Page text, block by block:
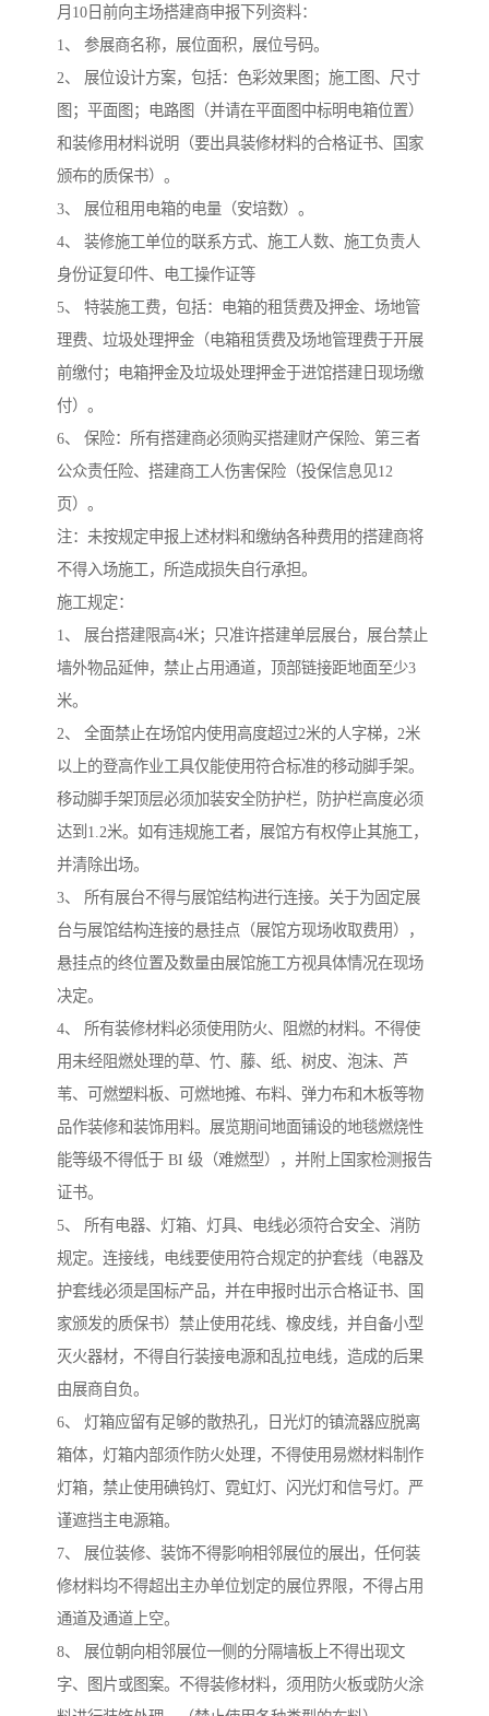
月10日前向主场搭建商申报下列资料：
1、 参展商名称，展位面积，展位号码。
2、 展位设计方案，包括：色彩效果图；施工图、尺寸
图；平面图；电路图（并请在平面图中标明电箱位置）
和装修用材料说明（要出具装修材料的合格证书、国家
颁布的质保书）。
3、 展位租用电箱的电量（安培数）。
4、 装修施工单位的联系方式、施工人数、施工负责人
身份证复印件、电工操作证等
5、 特装施工费，包括：电箱的租赁费及押金、场地管
理费、垃圾处理押金（电箱租赁费及场地管理费于开展
前缴付；电箱押金及垃圾处理押金于进馆搭建日现场缴
付）。
6、 保险：所有搭建商必须购买搭建财产保险、第三者
公众责任险、搭建商工人伤害保险（投保信息见12
页）。
注：未按规定申报上述材料和缴纳各种费用的搭建商将
不得入场施工，所造成损失自行承担。
施工规定：
1、 展台搭建限高4米；只准许搭建单层展台，展台禁止
墙外物品延伸，禁止占用通道，顶部链接距地面至少3
米。
2、 全面禁止在场馆内使用高度超过2米的人字梯，2米
以上的登高作业工具仅能使用符合标准的移动脚手架。
移动脚手架顶层必须加装安全防护栏，防护栏高度必须
达到1.2米。如有违规施工者，展馆方有权停止其施工，
并清除出场。
3、 所有展台不得与展馆结构进行连接。关于为固定展
台与展馆结构连接的悬挂点（展馆方现场收取费用），
悬挂点的终位置及数量由展馆施工方视具体情况在现场
决定。
4、 所有装修材料必须使用防火、阻燃的材料。不得使
用未经阻燃处理的草、竹、藤、纸、树皮、泡沫、芦
苇、可燃塑料板、可燃地摊、布料、弹力布和木板等物
品作装修和装饰用料。展览期间地面铺设的地毯燃烧性
能等级不得低于 BI 级（难燃型），并附上国家检测报告
证书。
5、 所有电器、灯箱、灯具、电线必须符合安全、消防
规定。连接线，电线要使用符合规定的护套线（电器及
护套线必须是国标产品，并在申报时出示合格证书、国
家颁发的质保书）禁止使用花线、橡皮线，并自备小型
灭火器材，不得自行装接电源和乱拉电线，造成的后果
由展商自负。
6、 灯箱应留有足够的散热孔，日光灯的镇流器应脱离
箱体，灯箱内部须作防火处理，不得使用易燃材料制作
灯箱，禁止使用碘钨灯、霓虹灯、闪光灯和信号灯。严
谨遮挡主电源箱。
7、 展位装修、装饰不得影响相邻展位的展出，任何装
修材料均不得超出主办单位划定的展位界限，不得占用
通道及通道上空。
8、 展位朝向相邻展位一侧的分隔墙板上不得出现文
字、图片或图案。不得装修材料，须用防火板或防火涂